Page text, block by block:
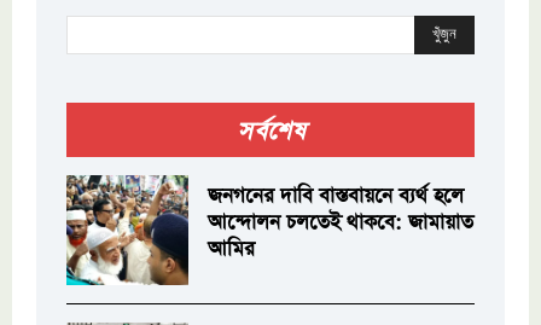
খুঁজুন
সর্বশেষ
জনগনের দাবি বাস্তবায়নে ব্যর্থ হলে
আন্দোলন চলতেই থাকবে: জামায়াত
আমির